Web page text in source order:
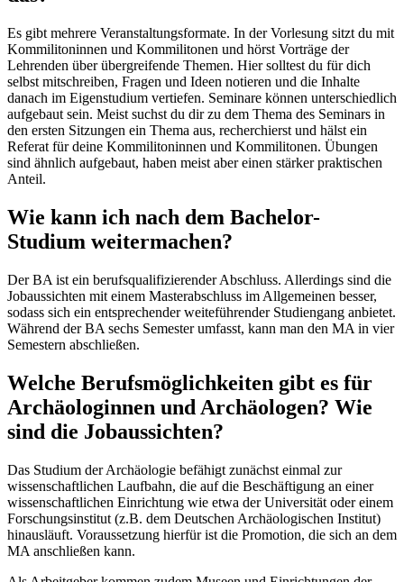
Es gibt mehrere Veranstaltungsformate. In der Vorlesung sitzt du mit
Kommilitoninnen und Kommilitonen und hörst Vorträge der
Lehrenden über übergreifende Themen. Hier solltest du für dich
selbst mitschreiben, Fragen und Ideen notieren und die Inhalte
danach im Eigenstudium vertiefen. Seminare können unterschiedlich
aufgebaut sein. Meist suchst du dir zu dem Thema des Seminars in
den ersten Sitzungen ein Thema aus, recherchierst und hälst ein
Referat für deine Kommilitoninnen und Kommilitonen. Übungen
sind ähnlich aufgebaut, haben meist aber einen stärker praktischen
Anteil.
Wie kann ich nach dem Bachelor-
Studium weitermachen?
Der BA ist ein berufsqualifizierender Abschluss. Allerdings sind die
Jobaussichten mit einem Masterabschluss im Allgemeinen besser,
sodass sich ein entsprechender weiteführender Studiengang anbietet.
Während der BA sechs Semester umfasst, kann man den MA in vier
Semestern abschließen.
Welche Berufsmöglichkeiten gibt es für
Archäologinnen und Archäologen? Wie
sind die Jobaussichten?
Das Studium der Archäologie befähigt zunächst einmal zur
wissenschaftlichen Laufbahn, die auf die Beschäftigung an einer
wissenschaftlichen Einrichtung wie etwa der Universität oder einem
Forschungsinstitut (z.B. dem Deutschen Archäologischen Institut)
hinausläuft. Voraussetzung hierfür ist die Promotion, die sich an dem
MA anschließen kann.